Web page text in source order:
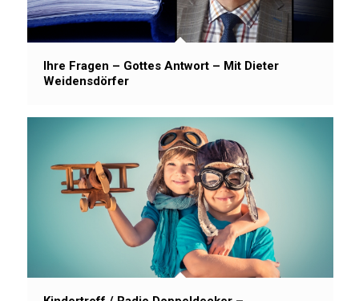
Ihre Fragen – Gottes Antwort – Mit Dieter
Weidensdörfer